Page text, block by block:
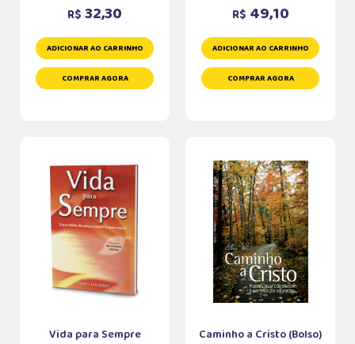
R$ 32,30
ADICIONAR AO CARRINHO
COMPRAR AGORA
R$ 49,10
ADICIONAR AO CARRINHO
COMPRAR AGORA
Vida para Sempre Caminho a Cristo (Bolso)